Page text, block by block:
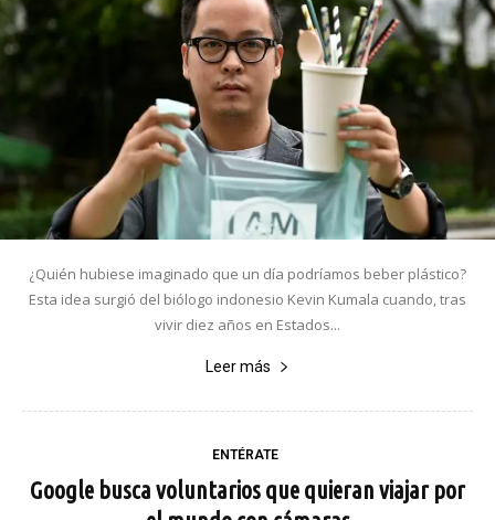
¿Quién hubiese imaginado que un día podríamos beber plástico?
Esta idea surgió del biólogo indonesio Kevin Kumala cuando, tras
vivir diez años en Estados...
Leer más
ENTÉRATE
Google busca voluntarios que quieran viajar por